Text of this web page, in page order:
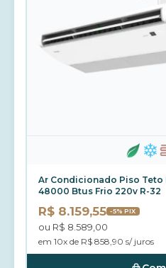
Ar Condicionado Piso Teto
48000 Btus Frio 220v R-32
R$ 8.159,55 -5% PIX
ou R$ 8.589,00
em 10x de R$ 858,90 s/ juros